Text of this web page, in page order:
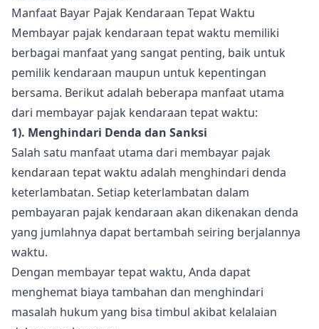
Manfaat Bayar Pajak Kendaraan Tepat Waktu
Membayar pajak kendaraan tepat waktu memiliki
berbagai manfaat yang sangat penting, baik untuk
pemilik kendaraan maupun untuk kepentingan
bersama. Berikut adalah beberapa manfaat utama
dari membayar pajak kendaraan tepat waktu:
1). Menghindari Denda dan Sanksi
Salah satu manfaat utama dari membayar pajak
kendaraan tepat waktu adalah menghindari denda
keterlambatan. Setiap keterlambatan dalam
pembayaran pajak kendaraan akan dikenakan denda
yang jumlahnya dapat bertambah seiring berjalannya
waktu.
Dengan membayar tepat waktu, Anda dapat
menghemat biaya tambahan dan menghindari
masalah hukum yang bisa timbul akibat kelalaian